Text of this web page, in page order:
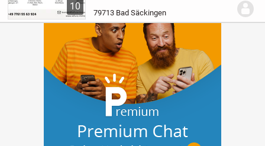
10
steht eine gepflegte, altersgerechte
Eigentumswohnung mit Balkon,
Tiefgaragenstellplatz...
79713 Bad Säckingen